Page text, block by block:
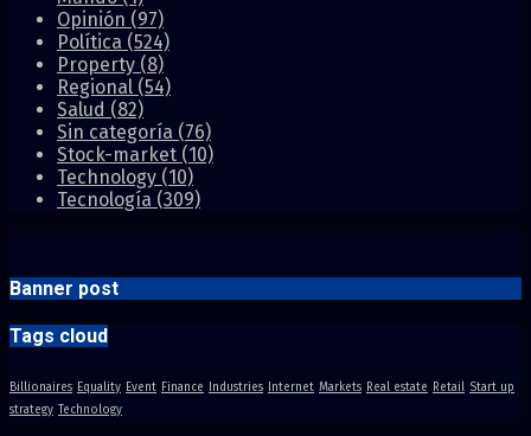
Opinión (97)
Política (524)
Property (8)
Regional (54)
Salud (82)
Sin categoría (76)
Stock-market (10)
Technology (10)
Tecnología (309)
Banner post
Tags cloud
Billionaires Equality Event Finance Industries Internet Markets Real estate Retail Start up
strategy Technology